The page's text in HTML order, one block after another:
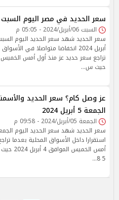
سعر الحديد في مصر اليوم السبت 6 أبريل 2024
السبت 06/أبريل/2024 - 05:05 م
أبريل 2024 انخفاضا متواصلا في
حيث س…
عز وصل كام؟ سعر الحديد
الجمعة 5 أبريل 2024
الجمعة 05/أبريل/2024 - 09:58 م
استقرارا داخل الأسواق المحلية بعدما
أمس
5 8…